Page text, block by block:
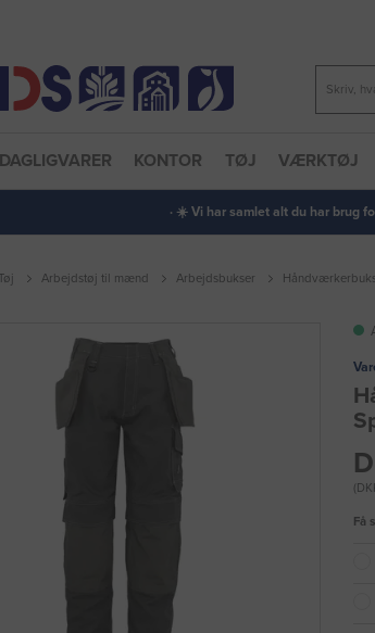
DAGLIGVARER KONTOR TØJ VÆRKTØJ
· ☀️ Vi har samlet alt du har brug
Tøj Arbejdstøj til mænd Arbejdsbukser
Få